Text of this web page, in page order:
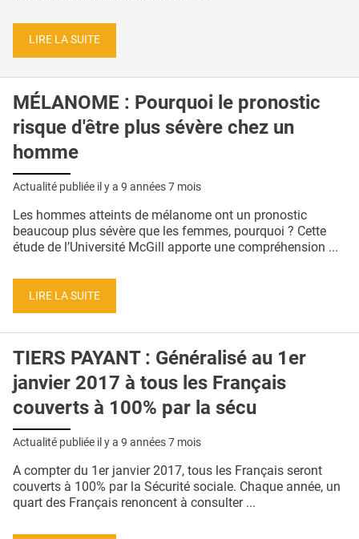
LIRE LA SUITE
MÉLANOME : Pourquoi le pronostic
risque d'être plus sévère chez un
homme
Actualité publiée il y a 9 années 7 mois
Les hommes atteints de mélanome ont un pronostic
beaucoup plus sévère que les femmes, pourquoi ? Cette
étude de l’Université McGill apporte une compréhension ...
LIRE LA SUITE
TIERS PAYANT : Généralisé au 1er
janvier 2017 à tous les Français
couverts à 100% par la sécu
Actualité publiée il y a 9 années 7 mois
A compter du 1er janvier 2017, tous les Français seront
couverts à 100% par la Sécurité sociale. Chaque année, un
quart des Français renoncent à consulter ...